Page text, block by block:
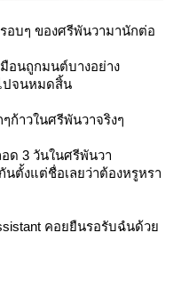
บๆ ของศรีพันวามานักต่อ
อนถูกมนต์บางอย่าง
ปจนหมดสิ้น
ก้าวในศรีพันวาจริงๆ
ด 3 วันในศรีพันวา
นตั้งแต่ชื่อเลยว่าต้องหรูหรา
คอยยืนรอรับฉํนด้ว